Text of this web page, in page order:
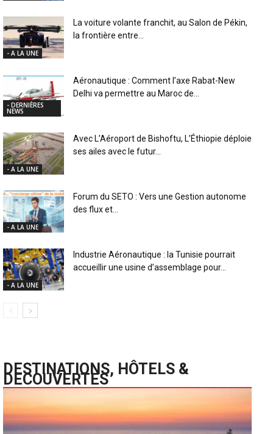
- A LA UNE
La voiture volante franchit, au Salon de Pékin,
la frontière entre...
- DERNIÈRES
NEWS
Aéronautique : Comment l’axe Rabat-New
Delhi va permettre au Maroc de...
- A LA UNE
Avec L’Aéroport de Bishoftu, L’Éthiopie déploie
ses ailes avec le futur...
- A LA UNE
Forum du SETO : Vers une Gestion autonome
des flux et...
- A LA UNE
Industrie Aéronautique : la Tunisie pourrait
accueillir une usine d’assemblage pour...
DESTINATIONS, HÔTELS &
DECOUVERTES